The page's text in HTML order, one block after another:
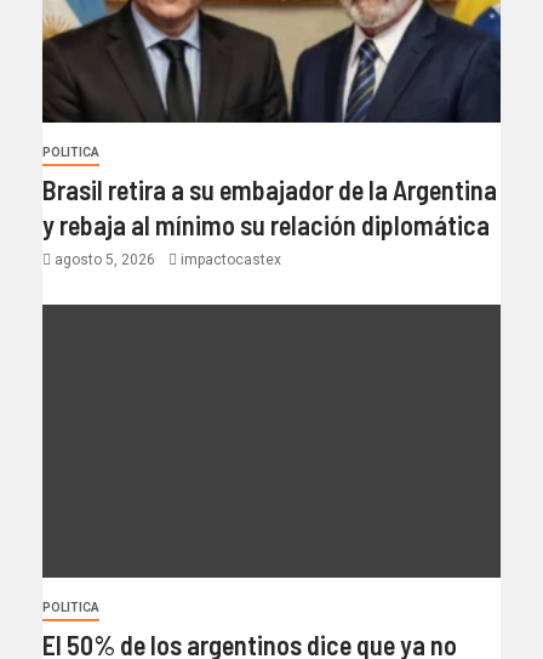
POLITICA
Brasil retira a su embajador de la Argentina
y rebaja al mínimo su relación diplomática
agosto 5, 2026 impactocastex
POLITICA
El 50% de los argentinos dice que ya no